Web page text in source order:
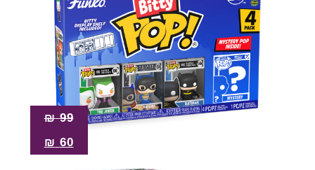
99
₪
60
₪